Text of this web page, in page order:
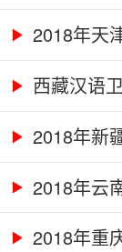
2018年天
西藏汉语
2018年新
2018年云
2018年重